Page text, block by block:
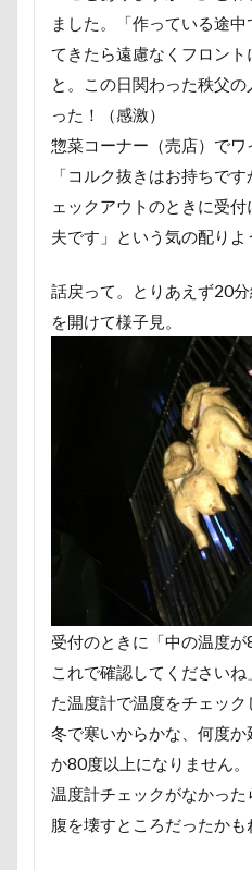
ました。「作っている途
てきたら遠慮なくフロント
と。この日関わった秩父
った！（感激）
惣菜コーナー（売店）でワ
「コルク抜きはお持ちで
ェックアウトのときに受
夫です」という気の配りよ
話戻って。とりあえず20
を開けて様子見。
受付のときに「中の温度
これで確認してください
た温度計で温度をチェック
冬で寒いからかな、何度
か80度以上になりません。
温度計チェックがなかっ
腹を壊すところだったかも
るな5才
るな4才
りっくん
イヌクロ夏祭り
JOYくん
JOKER's
John’s Background Switcher
INUQLO-Z
INU-
HOUDY
HOLIDAY COFFEE
HARIO ハリ
HappyBirthday
LDソファ
MTシリーズ
PET BOX
Noaちゃん
Naluちゃん
M・U
MOON STAR石鹸
MC-SBU840K. Panasonic
Marque Blanc
M'sふぁくとりー
LINEスタンプ
FlashAir
PeTeMo
Bleu Bleuet
BLENHEIM
BBQ
awa hour
Anelaくん
Amigoちゃ